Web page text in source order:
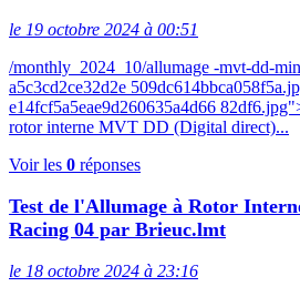
le 19 octobre 2024 à 00:51
/monthly_2024_10/allumage -mvt-dd-
a5c3cd2ce32d2e
e14fcf5a5eae9d260635a4d66
rotor interne MVT DD (Digital direct)...
Voir les 0 réponses
Test de l'Allumage à Rotor
Racing 04 par Brieuc.lmt
le 18 octobre 2024 à 23:16